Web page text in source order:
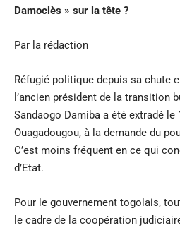
Damoclès » sur la tête ?
Par la rédaction
Réfugié politique depuis sa chute
l’ancien président de la transition
Sandaogo Damiba a été extradé le
Ouagadougou, à la demande du
C’est moins fréquent en ce qui
d’Etat.
Pour le gouvernement togolais,
le cadre de la coopération